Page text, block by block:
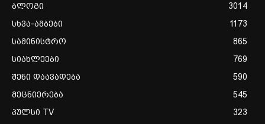
ბლოგი
3014
სხვა-ამბები
1173
სამინისტრო
865
სიახლეები
769
შენი დაავადება
590
მეცნიერება
545
პულსი TV
323